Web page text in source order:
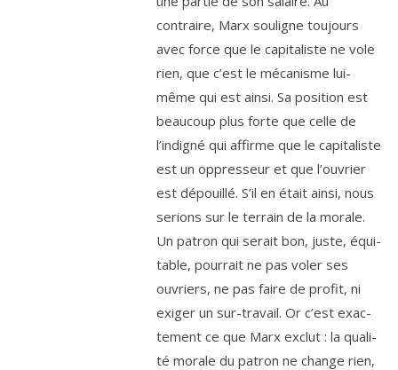
contraire, Marx sou­ligne tou­jours
avec force que le capi­ta­liste ne vole
rien, que c’est le méca­nisme lui-
même qui est ain­si. Sa posi­tion est
beau­coup plus forte que celle de
l’indigné qui affirme que le capi­ta­liste
est un oppres­seur et que l’ouvrier
est dépouillé. S’il en était ain­si, nous
serions sur le ter­rain de la morale.
Un patron qui serait bon, juste, équi­
table, pour­rait ne pas voler ses
ouvriers, ne pas faire de pro­fit, ni
exi­ger un sur-tra­vail. Or c’est exac­
te­ment ce que Marx exclut : la qua­li­
té morale du patron ne change rien,